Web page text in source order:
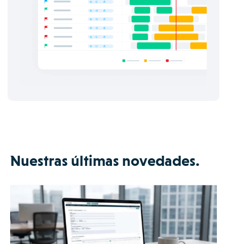
Nuestras últimas novedades.